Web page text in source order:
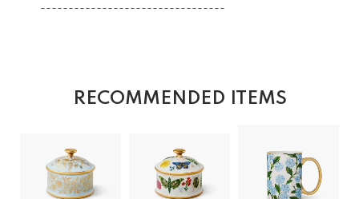
---------------------------------
RECOMMENDED ITEMS